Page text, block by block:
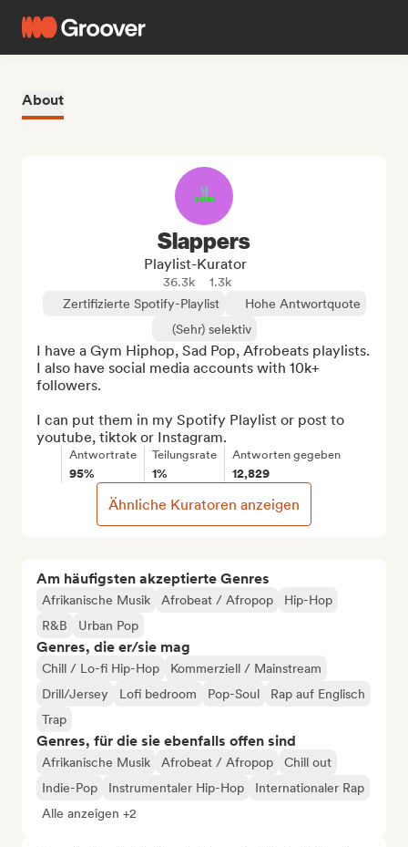
About
Am häufigsten akzeptierte Genres
Afrikanische Musik Afrobeat / Afropop
Hip-Hop
R&B
Urban Pop
Genres, die er/sie mag
Chill / Lo-fi Hip-Hop
Kommerziell / Mainstream
Drill/Jersey
Lofi bedroom Pop-Soul
Rap auf Englisch
Trap
Genres, für die sie ebenfalls offen sind
Afrikanische Musik Afrobeat / Afropop
Chill out
Indie-Pop
Instrumentaler Hip-Hop
Internationaler Rap
Alle anzeigen +2
Slappers
Playlist-Kurator
36.3k
1.3k
Zertifizierte Spotify-Playlist
Hohe Antwortquote
(Sehr) selektiv
I have a Gym Hiphop, Sad Pop, Afrobeats playlists.
I also have social media accounts with 10k+
followers.
I can put them in my Spotify Playlist or post to
youtube, tiktok or Instagram.
Antwortrate
95%
Teilungsrate
1%
Antworten gegeben
12,829
Ähnliche Kuratoren anzeigen